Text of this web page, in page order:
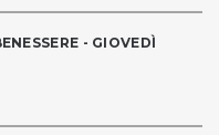
- GIOVEDÌ